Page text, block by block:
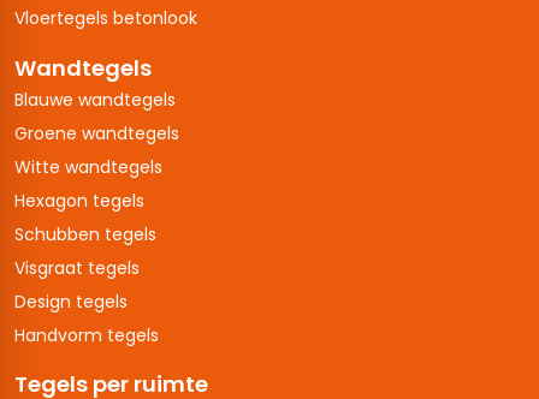
Vloertegels betonlook
Wandtegels
Blauwe wandtegels
Groene wandtegels
Witte wandtegels
Hexagon tegels
Schubben tegels
Visgraat tegels
Design tegels
Handvorm tegels
Tegels per ruimte